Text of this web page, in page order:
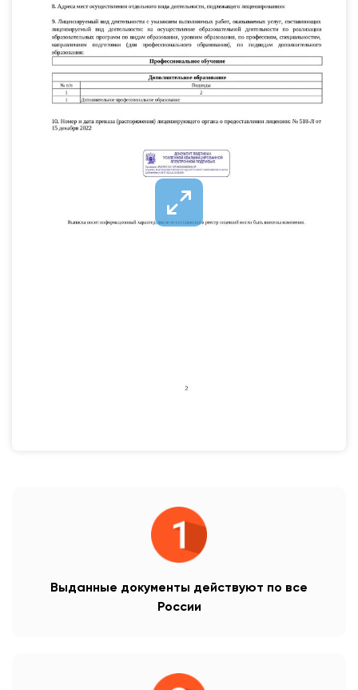
Выданные документы действуют по все
России